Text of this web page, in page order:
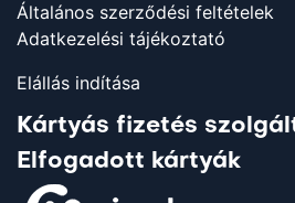
Általános szerződési feltételek
Adatkezelési tájékoztató
Elállás indítása
Kártyás fizetés
Elfogadott kártyák